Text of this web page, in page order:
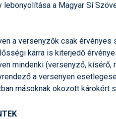
lebonyolítása a Magyar Sí
a versenyzők csak
kárra is kiterjedő
mindenki (versenyző,
a versenyen
másoknak okozott károkért